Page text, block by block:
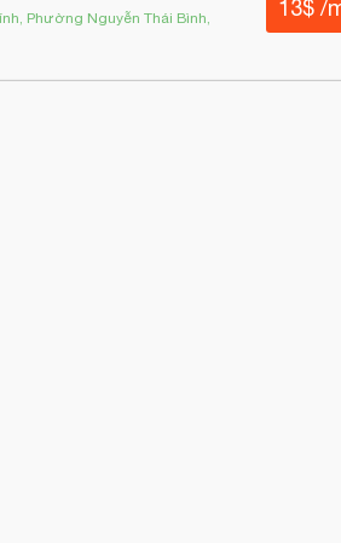
Phường Nguyễn Thái Bình,
13$ /